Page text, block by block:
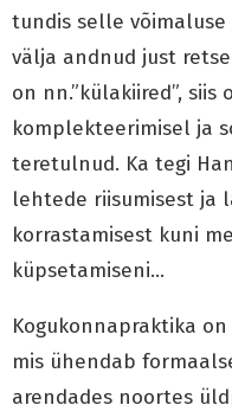
tundis selle võimaluse
välja andnud just
on nn.”külakiired”,
komplekteerimisel ja
teretulnud. Ka tegi
lehtede riisumisest ja
korrastamisest kuni
küpsetamiseni…
Kogukonnapraktika
mis ühendab
arendades noortes